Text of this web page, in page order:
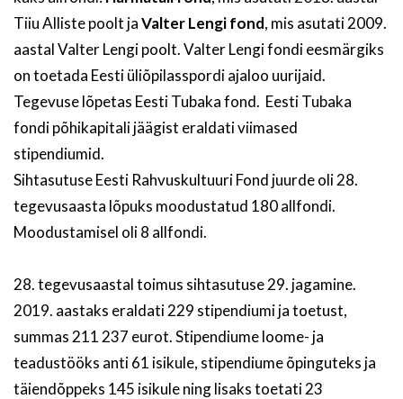
Tiiu Alliste poolt jaValter Lengi fond, mis asutati 2009.
aastal Valter Lengi poolt. Valter Lengi fondi eesmärgiks
on toetada Eesti üliõpilasspordi ajaloo uurijaid.
Tegevuse lõpetas Eesti Tubaka fond. Eesti Tubaka
fondi põhikapitali jäägist eraldati viimased
stipendiumid.
Sihtasutuse Eesti Rahvuskultuuri Fond juurde oli 28.
tegevusaasta lõpuks moodustatud 180 allfondi.
Moodustamisel oli 8 allfondi.
28. tegevusaastal toimus sihtasutuse 29. jagamine.
2019. aastaks eraldati 229 stipendiumi ja toetust,
summas 211 237 eurot. Stipendiume loome- ja
teadustööks anti 61 isikule, stipendiume õpinguteks ja
täiendõppeks 145 isikule ning lisaks toetati 23